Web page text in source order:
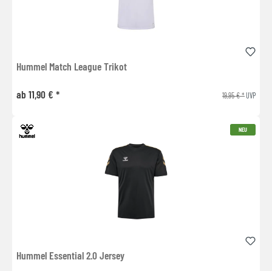
Hummel Match League Trikot
ab 11,90 € * 19,95 € *UVP
NEU
Hummel Essential 2.0 Jersey